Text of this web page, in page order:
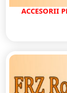
ACCESORII